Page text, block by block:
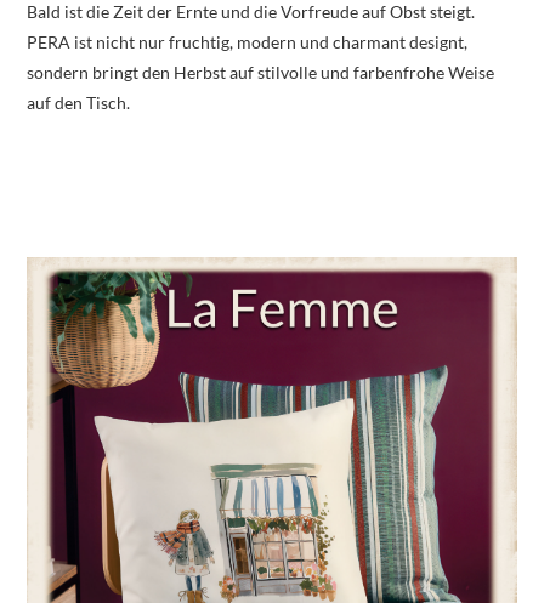
Bald ist die Zeit der Ernte und die Vorfreude auf Obst steigt.
PERA ist nicht nur fruchtig, modern und charmant designt,
sondern bringt den Herbst auf stilvolle und farbenfrohe Weise
auf den Tisch.